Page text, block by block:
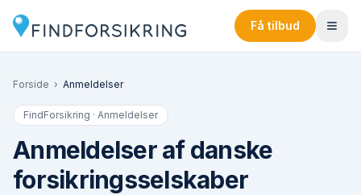
Få tilbud
Forside › Anmeldelser
FindForsikring · Anmeldelser
Anmeldelser af danske
forsikringsselskaber